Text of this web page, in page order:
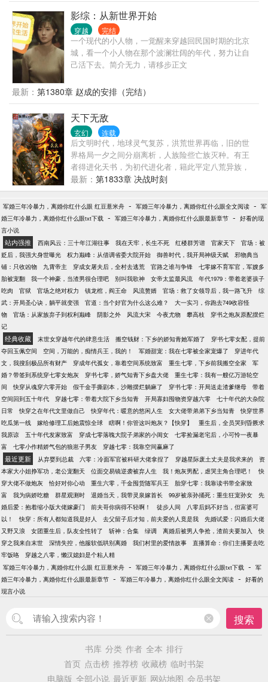
影综：从新世界开始
穿越 完结
一个现代的小人物，一觉醒来穿越回民国时期的北京
城，看一个小人物在那个波澜壮阔的年代，努力让自
己活下去。简介无力，请移步正文
最新： 第1380章 赵成的安排（完结）
天下无敌
玄幻 连载
后文明时代，地球灵气复苏，洪荒世界再临，旧的世
界格局一夕之间分崩离析，人族险些亡族灭种。有王
者得进化天书，为初代进化者，籍此平定八荒异族，
令得人族在这地球上占据了一寸之地，一个全新的纪
元揭开神秘的一角。“同阶无敌算个球啊？老子天下无
敌。”叶昊死命忽悠。
最新： 第1833章 决战时刻
军婚三年冷暴力，离婚你红什么眼 红豆薏米舟 - 军婚三年冷暴力，离婚你红什么眼全文阅读 - 军
婚三年冷暴力，离婚你红什么眼txt下载 - 军婚三年冷暴力，离婚你红什么眼最新章节 - 好看的现
言小说
站内强推 西南风云：三十年江湖往事 我在天牢，长生不死 红楼群芳谱 官家天下
官场：被
贬后，我强大身世曝光
权力巅峰：从借调省委大院开始 御兽时代，我开局神级天赋
邪物典当
铺：只收凶物
九霄帝主 穿成女屠夫后，全村去逃荒 官路之谁与争锋
七零嫁不育军官，军嫂多
胎被宠翻
我一个神豪，当渣男很合理吧 别叫我歌神 女帝太监最风流
年代1979：带着老婆孩子
吃肉
官狱 官场之绝对权力 镇龙棺，阎王命 风流赘婿 官场：救了女领导后，我一路飞升
综
武：开局圣心诀，躺平就变强
官道：当个好官为什么这么难？
大一实习，你跑去749收容怪
物
官场：从家族弃子到权利巅峰 阴影之外 风流大宋 今夜尤物 攀高枝
穿书之炮灰原配摆烂
记
经典收藏 末世女穿越年代的肆意生活 搬空钱财：下乡的娇知青她军婚了
穿书七零女配，提前
夺回玉佩空间
空间，万能的，痴情兵王，我的！ 军婚甜宠：我在七零被全家宠爆了
穿进年代
文，我搜刮极品所有财产
穿成年代孤女，靠着空间系统致富 重生七零，下乡前我搬空全家
军
婚？带签到系统穿七零女炮灰
穿书七零，娇气知青下乡盘大佬
重生七零：我有一艘亿万游轮空
间
快穿从魂穿六零开始 假千金手撕剧本，沙雕摆烂躺麻了 穿书七零：开局送走渣爹继母
带着
空间回到五十年代
穿越七零：带着大院下乡当知青 开局寡妇囤物资穿越六零
七十年代的大杂院
日常
快穿之在年代文里做自己 快穿年代：暖意的悠闲人生 女大佬带弟弟下乡当知青
快穿世界
吃瓜第一线
嫁给修理工后她震惊全球 瞎啊！你管这叫炮灰？【快穿】
重生后，全员哭到昏厥求
我原谅
五十年代发家致富 穿成七零落魄大院子弟家的小闺女
七零捡漏老宅后，小可怜一夜暴
富
七零小作精娇气包的狼崽子男友 穿越七零：我靠空间赢麻了
最近更新 从弃婴到总裁 六零：冷面军官被科研大佬拿捏了 穿越星际废土丈夫是我求来的
资
本家大小姐挣军功，老公宠翻天
位面交易镜逆袭被弃人生 我！炮灰男配，虐哭主角合理吧！
快
穿大佬不做炮灰
恰好对你心动 重生六零，千金囤货随军兵王
胎穿七零：我靠读书带全家致
富
我为病娇吃糖 群星观测时 退婚当天，我带灵泉嫁首长 99岁被亲孙捅死：重生狂宠孙女
先
婚后爱：抱着缩小版大佬嫁豪门
前夫哥你病得不轻啊！ 徒步人间
八零后妈不好当，但富婆可
以！
快穿：所有人都知道我是好人 去父留子后才知，前夫爱的人竟是我
先婚试爱：闪婚后大佬
又野又浪
女团重生后，队友全性转了 斩神：合集 绿调 离婚后被男人争抢，渣前夫要加入
快
穿之我来自末世
深情失控，他服软低哄别离婚 我们村里的爱情故事
直播算命：你们主播要去吃
牢饭咯
穿越之八零，懒汉媳妇是个粘人精
军婚三年冷暴力，离婚你红什么眼 红豆薏米舟 - 军婚三年冷暴力，离婚你红什么眼txt下载 - 军
婚三年冷暴力，离婚你红什么眼最新章节 - 军婚三年冷暴力，离婚你红什么眼全文阅读 - 好看的
现言小说
搜索
书库 分类 作者 全本 排行
首页 点击榜 推荐榜 收藏榜 临时书架
电脑版 全部小说 最近更新 网站地图 会员书架